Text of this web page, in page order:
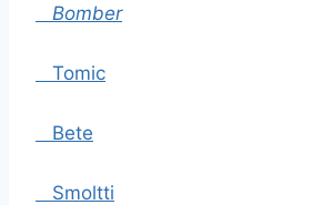
Bomber
Tomic
Bete
Smoltti